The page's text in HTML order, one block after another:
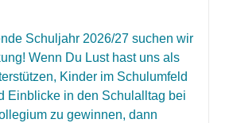
Schuljahr 2026/27 suchen wir
Wenn Du Lust hast uns als
Kinder im Schulumfeld
Einblicke in den Schulalltag bei
zu gewinnen, dann